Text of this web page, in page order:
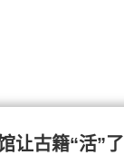
让古籍“活”